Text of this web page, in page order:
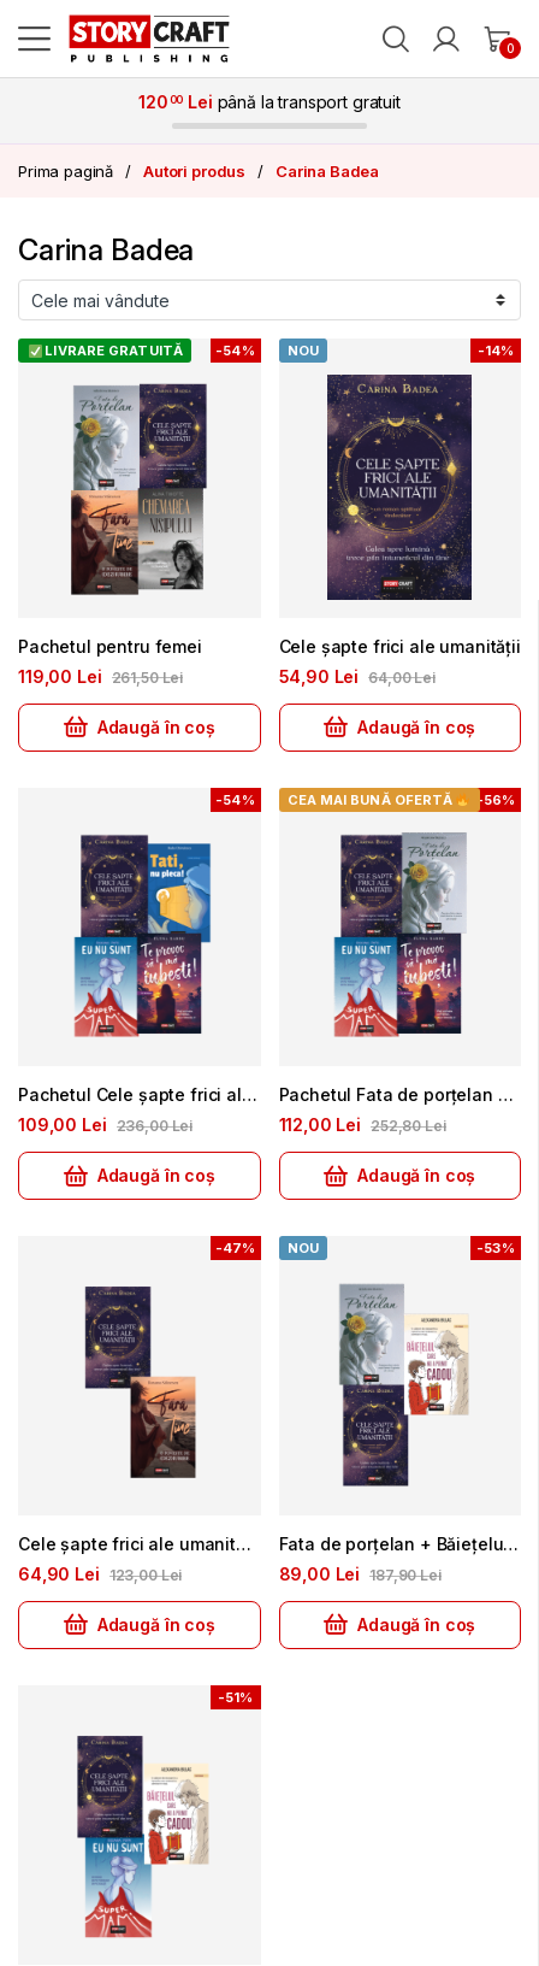
Skip to navigation
Skip to content
0
12000 Lei până la transport gratuit
Prima pagină Autori produs Carina Badea
Carina Badea
LIVRARE GRATUITĂ -54%
Pachetul pentru femei
119 00 Lei 261 50Lei
Adaugă în coș
NOU -14%
Cele șapte frici ale umanității
54 90 Lei 64 00Lei
Adaugă în coș
-54%
Pachetul Cele șapte frici ale umanității + Te provoc să mă iubești + Tati, nu pleca + Eu nu sunt Supermami
109 00 Lei 236 00Lei
Adaugă în coș
CEA MAI BUNĂ OFERTĂ -56%
Pachetul Fata de porțelan + Cele șapte frici ale umanității + Te provoc să mă iubești + Eu nu sunt SuperMami
112 00 Lei 252 80Lei
Adaugă în coș
-47%
Cele șapte frici ale umanității + Fără tine
64 90 Lei 123 00Lei
Adaugă în coș
NOU -53%
Fata de porțelan + Băiețelul care nu a primit cadou + Cele șapte frici ale umanității
89 00 Lei 187 90Lei
Adaugă în coș
-51%